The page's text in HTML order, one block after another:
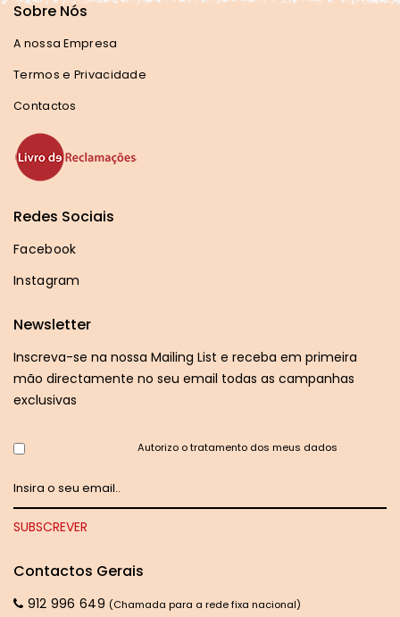
Sobre Nós
A nossa Empresa
Termos e Privacidade
Contactos
Redes Sociais
Facebook
Instagram
Newsletter
Inscreva-se na nossa Mailing List e receba em primeira
mão directamente no seu email todas as campanhas
exclusivas
Autorizo o tratamento dos meus dados
Contactos Gerais
912 996 649 (Chamada para a rede fixa nacional)